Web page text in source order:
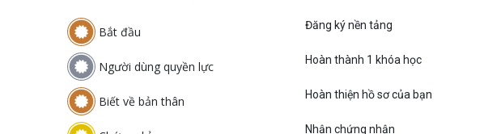
Bắt đầu Đăng ký nền tảng
Người dùng quyền lực Hoàn thành 1 khóa học
Biết về bản thân Hoàn thiện hồ sơ của bạn
Nhận chứng nhận